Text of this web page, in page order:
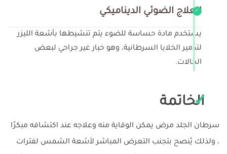
العلاج الضوئي الديناميكي
يستخدم مادة حساسة للضوء يتم تنشيطها بأشعة الليزر
لتدمير الخلايا السرطانية، وهو خيار غير جراحي لبعض
الحالات.
الخاتمة
سرطان الجلد مرض يمكن الوقاية منه وعلاجه عند اكتشافه مبكرًا
، ولذلك يُنصح بتجنب التعرض المباشر لأشعة الشمس لفترات